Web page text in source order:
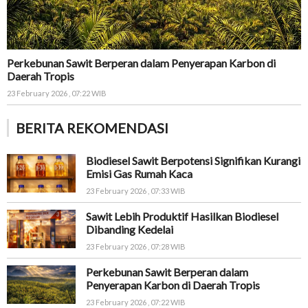
Perkebunan Sawit Berperan dalam Penyerapan Karbon di
Daerah Tropis
23 February 2026 , 07:22 WIB
BERITA REKOMENDASI
Biodiesel Sawit Berpotensi Signifikan Kurangi
Emisi Gas Rumah Kaca
23 February 2026 , 07:33 WIB
Sawit Lebih Produktif Hasilkan Biodiesel
Dibanding Kedelai
23 February 2026 , 07:28 WIB
Perkebunan Sawit Berperan dalam
Penyerapan Karbon di Daerah Tropis
23 February 2026 , 07:22 WIB